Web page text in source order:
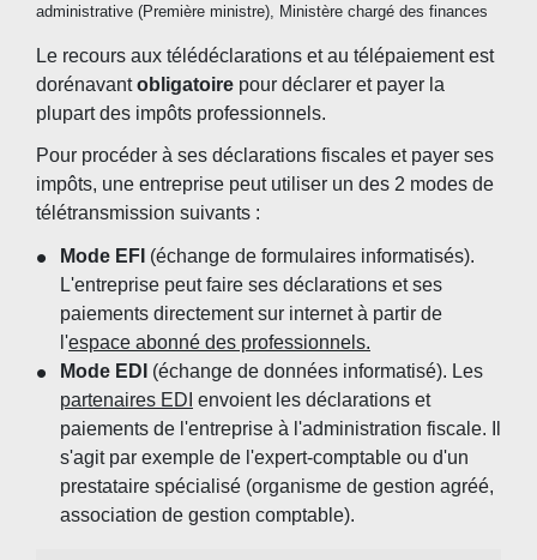
administrative (Première ministre), Ministère chargé des finances
Le recours aux télédéclarations et au télépaiement est
dorénavantobligatoire pour déclarer et payer la
plupart des impôts professionnels.
Pour procéder à ses déclarations fiscales et payer ses
impôts, une entreprise peut utiliser un des 2 modes de
télétransmission suivants :
Mode EFI (échange de formulaires informatisés).
L'entreprise peut faire ses déclarations et ses
paiements directement sur internet à partir de
l'espace abonné des professionnels.
Mode EDI (échange de données informatisé). Les
partenaires EDI envoient les déclarations et
paiements de l'entreprise à l'administration fiscale. Il
s'agit par exemple de l'expert-comptable ou d'un
prestataire spécialisé (organisme de gestion agréé,
association de gestion comptable).